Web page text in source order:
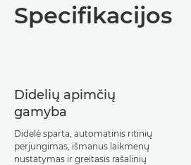
Specifikacijos
Didelių apimčių
gamyba
Didelė sparta, automatinis ritinių
perjungimas, išmanus laikmenų
nustatymas ir greitasis rašalinių